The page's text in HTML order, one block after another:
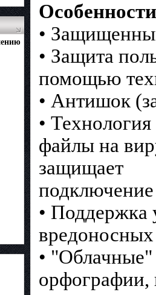
•
• Защита
помощью
• Антишок
•
файлы на
защищает
• Поддержка
• "Облачные"
орфографии,